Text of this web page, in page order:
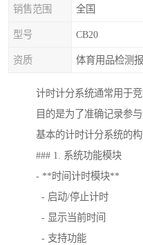
销售范围 全国
型号 CB20
资质 体育用品检测
计时计分系统通常用于
目的是为了准确记录参
基本的计时计分系统的
### 1. 系统功能模块
- **时间计时模块**
- 启动/停止计时
- 显示当前时间
- 支持功能